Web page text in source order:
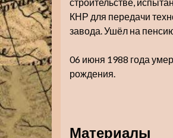
строительстве,
КНР для передачи
завода. Ушёл на
06 июня 1988 года
рождения.
Материалы